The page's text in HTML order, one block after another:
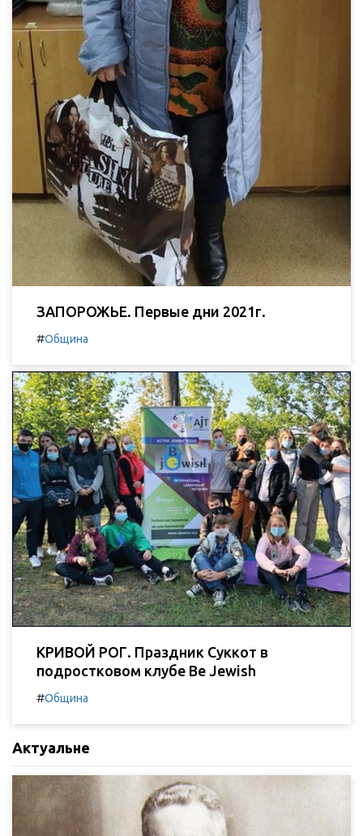
ЗАПОРОЖЬЕ. Первые дни 2021г.
#Община
КРИВОЙ РОГ. Праздник Суккот в
подростковом клубе Be Jewish
#Община
Актуальне